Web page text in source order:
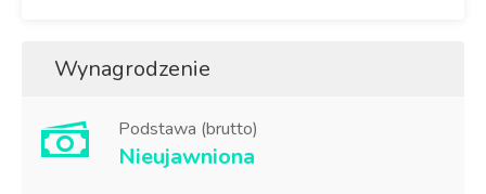
Wynagrodzenie
Podstawa (brutto)
Nieujawniona